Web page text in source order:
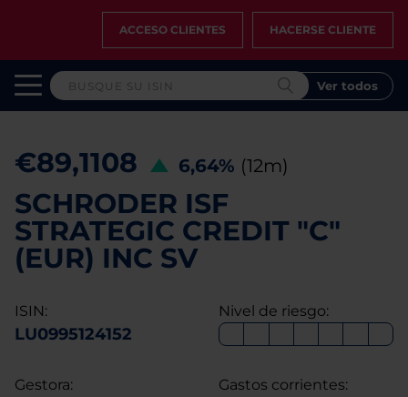
ACCESO CLIENTES HACERSE CLIENTE
Ver todos
€89,1108 6,64% (12m)
SCHRODER ISF
STRATEGIC CREDIT "C"
(EUR) INC SV
ISIN:
LU0995124152
Nivel de riesgo:
Gestora: Gastos corrientes: